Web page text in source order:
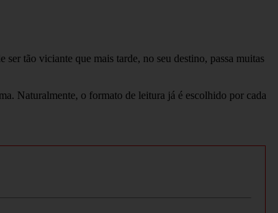
tão viciante que mais tarde, no seu destino, passa muitas
Naturalmente, o formato de leitura já é escolhido por cada